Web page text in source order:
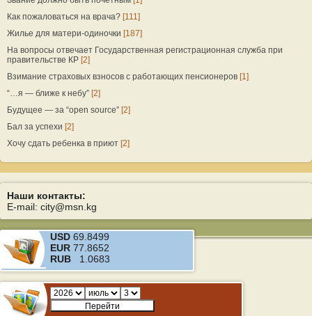
Как пожаловаться на врача? [111]
Жилье для матери-одиночки [187]
На вопросы отвечает Государственная регистрационная служба при
правительстве КР [2]
Взимание страховых взносов с работающих пенсионеров [1]
“…я — ближе к небу” [2]
Будущее — за “open source” [2]
Бал за успехи [2]
Хочу сдать ребенка в приют [2]
Наши контакты:
E-mail: city@msn.kg
USD 69.8499
EUR 77.8652
RUB 1.0683